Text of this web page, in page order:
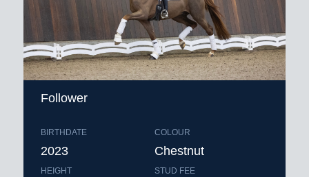
Bestellen voor 9.00 uur ‘s ochtends;
inseminatie alleen middels
diepvriessperma.
Follower
BIRTHDATE
2023
HEIGHT
COLOUR
Chestnut
STUD FEE